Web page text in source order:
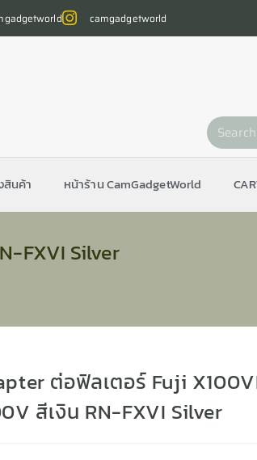
camgadgetworld
นค้า หน้าร้าน CamGadgetWorld
FXVI Silver
ต่อฟิลเตอร์ Fuji
สีเงิน RN-FXVI Silver